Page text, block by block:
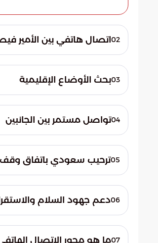
02اتصال هاتفي بين الأمير
معالي السيد إسحاق دار، نائب03بحث الأوضاع الإقليمية
القضايا ذات الاهتمام04تواصل مستمر بين الجانبين
مع نائب رئيس الوزراء ووزير
المستجدات في المنطقة
05ترحيب سعودي باتفاق وقف
بين باكستان وأفغانستان06دعم جهود السلام
التي تهدف إلى تعزيز07ما هو محور الاتصال